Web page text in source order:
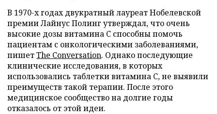
В 1970-х годах двукратный лауреат Нобелевской
премии Лайнус Полинг утверждал, что очень
высокие дозы витамина C способны помочь
пациентам с онкологическими заболеваниями,
пишетThe Conversation. Однако последующие
клинические исследования, в которых
использовались таблетки витамина C, не выявили
преимуществ такой терапии. После этого
медицинское сообщество на долгие годы
отказалось от этой идеи.